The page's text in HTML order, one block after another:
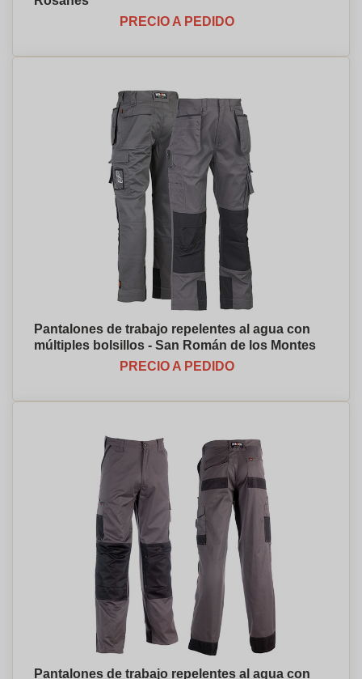
PRECIO A PEDIDO
Pantalones de trabajo repelentes al agua con
múltiples bolsillos - San Román de los Montes
PRECIO A PEDIDO
Pantalones de trabajo repelentes al agua con